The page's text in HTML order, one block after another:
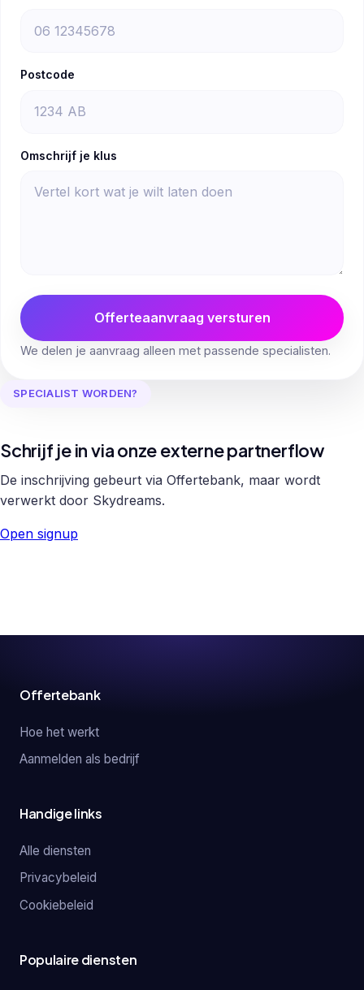
Postcode
Omschrijf je klus
Offerteaanvraag versturen
We delen je aanvraag alleen met passende specialisten.
SPECIALIST WORDEN?
Schrijf je in via onze externe partnerflow
De inschrijving gebeurt via Offertebank, maar wordt
verwerkt door Skydreams.
Open signup
Offertebank
Hoe het werkt
Aanmelden als bedrijf
Handige links
Alle diensten
Privacybeleid
Cookiebeleid
Populaire diensten